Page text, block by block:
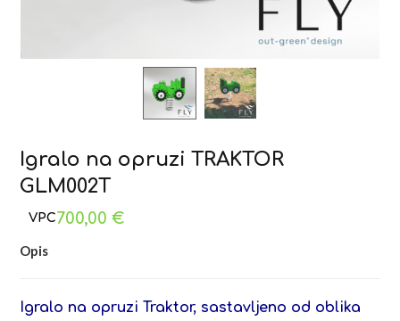
Igralo na opruzi TRAKTOR
GLM002T
700,00€
Opis
Igralo na opruzi Traktor, sastavljeno od oblika